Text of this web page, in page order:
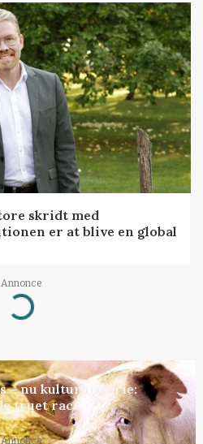
skridt med
er at blive en global
Annonce
– nu kulturhistorie:
truet race
Annonce